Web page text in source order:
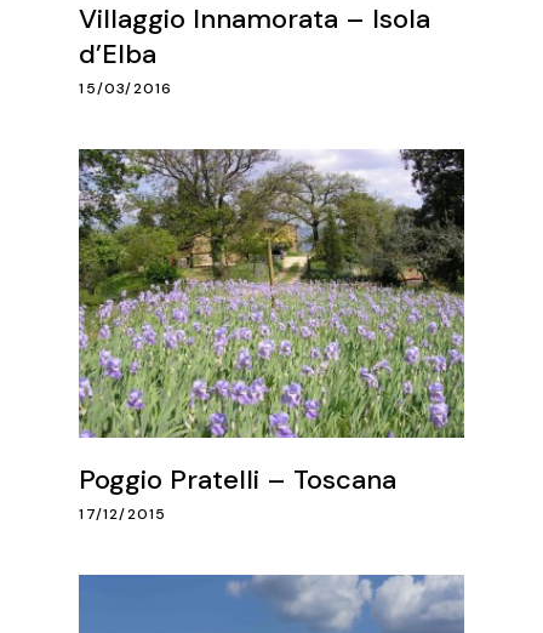
Villaggio Innamorata – Isola
d’Elba
15/03/2016
Poggio Pratelli – Toscana
17/12/2015